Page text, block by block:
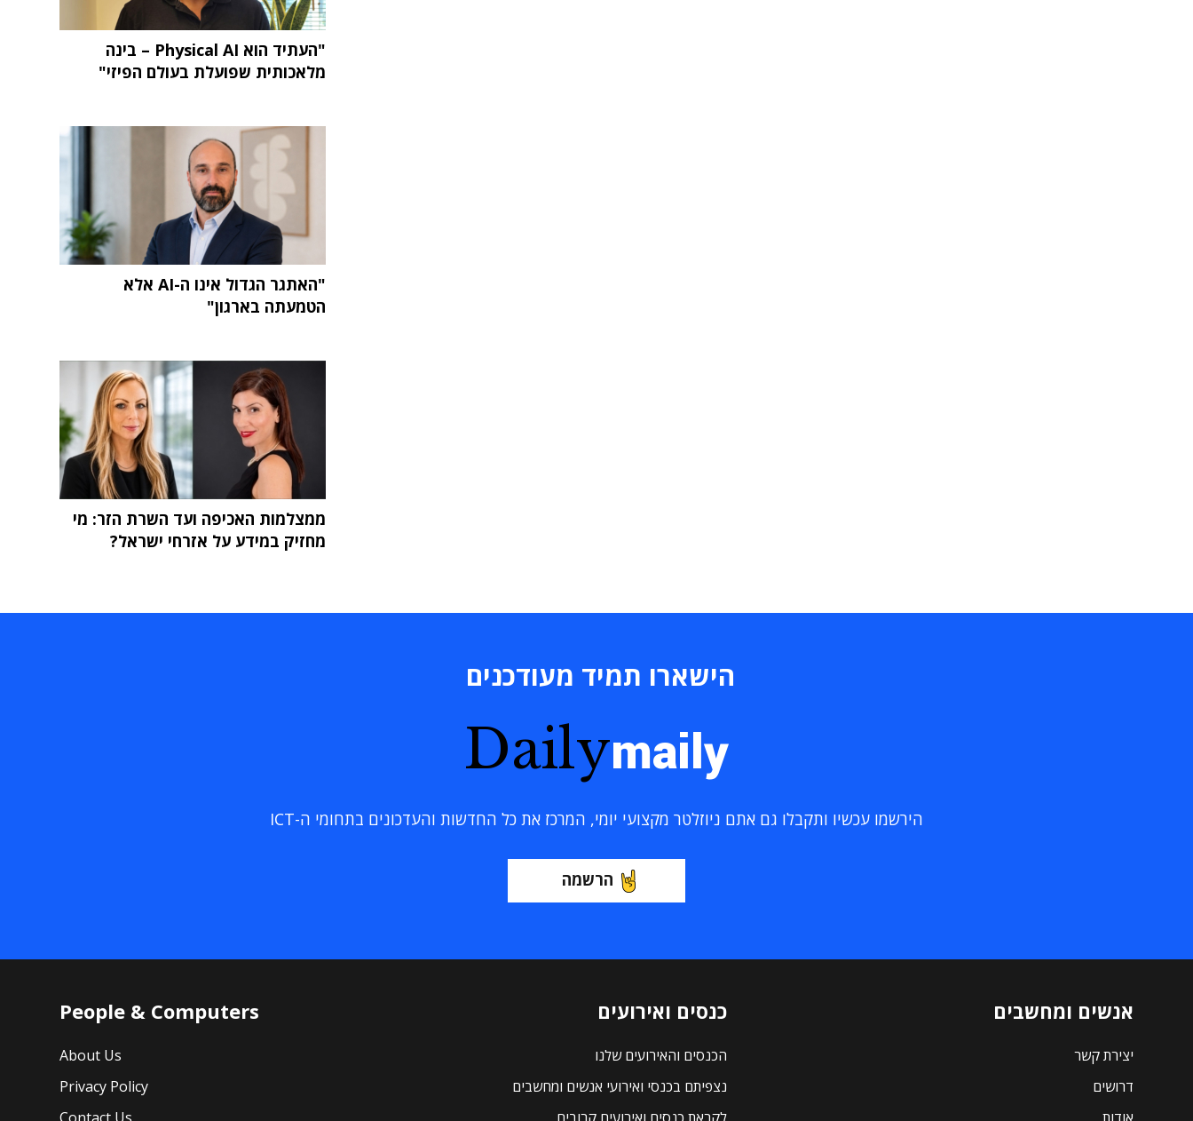
"העתיד הוא Physical AI – בינה
מלאכותית שפועלת בעולם הפיזי"
"האתגר הגדול אינו ה-AI אלא
הטמעתה בארגון"
ממצלמות האכיפה ועד השרת הזר: מי
מחזיק במידע על אזרחי ישראל?
הישארו תמיד מעודכנים
Dailymaily
הירשמו עכשיו ותקבלו גם אתם ניוזלטר מקצועי יומי, המרכז את כל החדשות והעדכונים בתחומי ה-ICT
הרשמה
אנשים ומחשבים
יצירת קשר
דרושים
כנסים ואירועים
הכנסים והאירועים שלנו
נצפיתם בכנסי ואירועי אנשים ומחשבים
People & Computers
About Us
Privacy Policy